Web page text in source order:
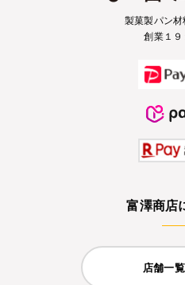
製菓製パン
創業１
富澤商店
店舗一覧